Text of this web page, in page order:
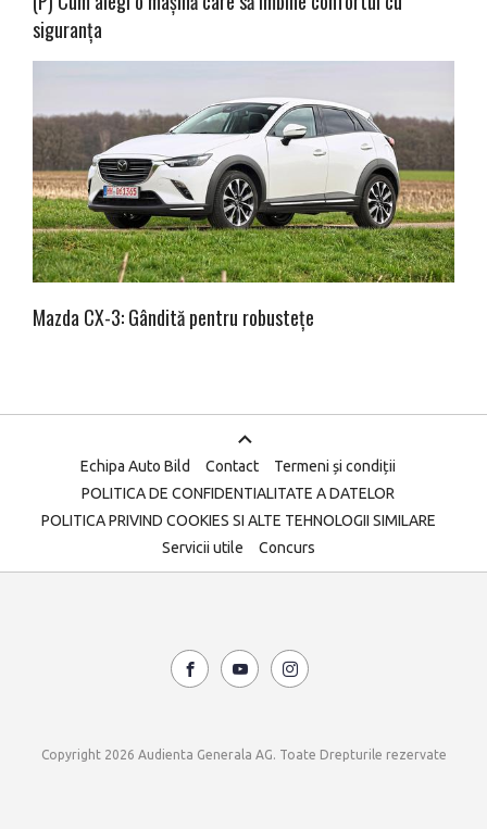
siguranța
Mazda CX-3: Gândită pentru robustețe
Echipa Auto Bild Contact
Termeni și condiții
POLITICA DE CONFIDENTIALITATE A DATELOR
POLITICA PRIVIND COOKIES SI ALTE TEHNOLOGII SIMILARE
Servicii utile
Concurs
Copyright 2026 Audienta Generala AG. Toate Drepturile rezervate